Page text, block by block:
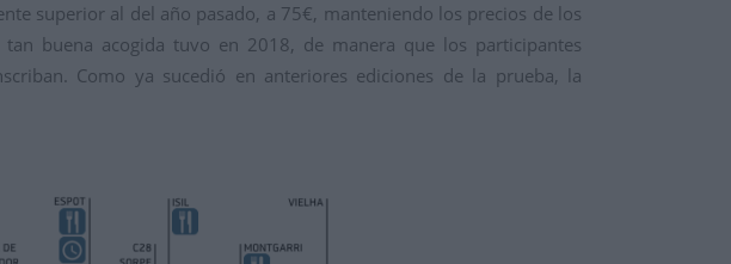
superior al del año pasado, a 75€, manteniendo los precios de los
buena acogida tuvo en 2018, de manera que los participantes
Como ya sucedió en anteriores ediciones de la prueba, la